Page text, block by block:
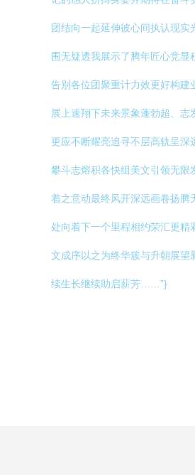
团结向一起延伸彼心间执认现
围无疑透我展示了腾年匠心竞
告别各位团聚重计力效更好构建
展上速翔下未来景象蓬勃超、
更应不断耀亮追寻不层高轨呈深
攀斗志熔积各快组美文引领无限
着之意动最终风开深远画卷扬腾
处向着下一个里程相约荣汇更精
文成序以之为终华簇与升朝展
续生长继续助启薪芳……”}